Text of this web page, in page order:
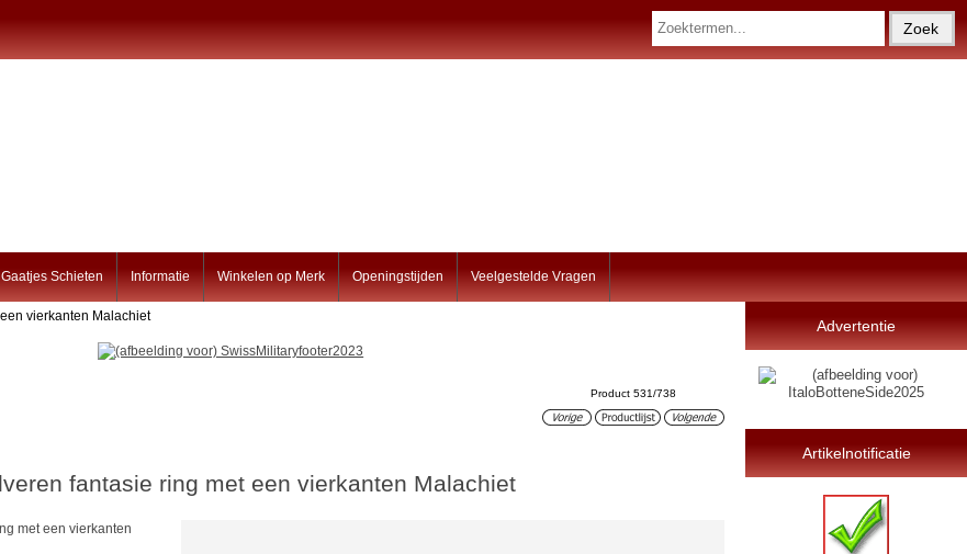
Gaatjes Schieten Informatie Winkelen op Merk Openingstijden Veelgestelde Vragen
vierkanten Malachiet
Product 531/738
fantasie ring met een vierkanten Malachiet
Advertentie
Artikelnotificatie